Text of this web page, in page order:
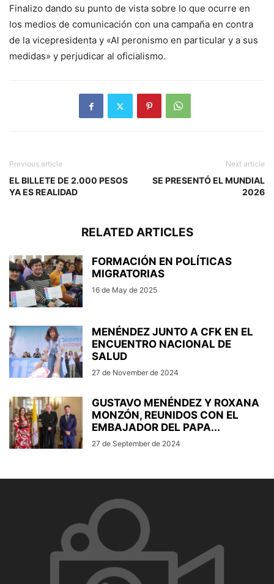
Finalizo dando su punto de vista sobre lo que ocurre en
los medios de comunicación con una campaña en contra
de la vicepresidenta y «Al peronismo en particular y a sus
medidas» y perjudicar al oficialismo.
Previous article
EL BILLETE DE 2.000 PESOS
YA ES REALIDAD
Next article
SE PRESENTÓ EL MUNDIAL
2026
RELATED ARTICLES
FORMACIÓN EN POLÍTICAS
MIGRATORIAS
16 de May de 2025
MENÉNDEZ JUNTO A CFK EN EL
ENCUENTRO NACIONAL DE
SALUD
27 de November de 2024
GUSTAVO MENÉNDEZ Y ROXANA
MONZÓN, REUNIDOS CON EL
EMBAJADOR DEL PAPA...
27 de September de 2024